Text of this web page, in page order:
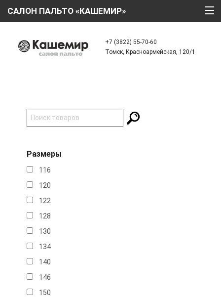
+7 (3822) 55-70-60
Томск, Красноармейская, 120/1
САЛОН ПАЛЬТО «КАШЕМИР»
О КОМПАНИИ
АКЦИИ
КОНТАКТЫ
Размеры
116
120
122
128
130
134
140
146
150